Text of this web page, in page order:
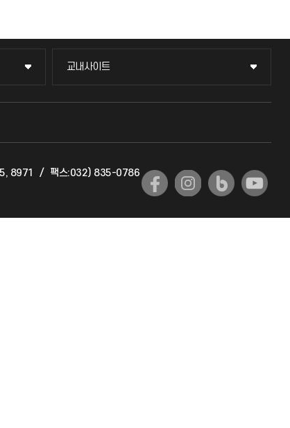
교내사이트
교내사이트
교수회
국제교류과
8971 / 팩스:032) 835-0786